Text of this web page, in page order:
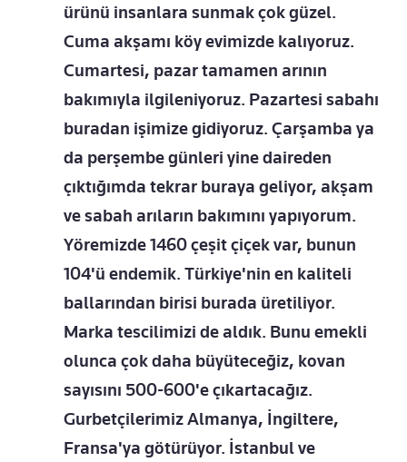
ürünü insanlara sunmak çok güzel.
Cuma akşamı köy evimizde kalıyoruz.
Cumartesi, pazar tamamen arının
bakımıyla ilgileniyoruz. Pazartesi sabahı
buradan işimize gidiyoruz. Çarşamba ya
da perşembe günleri yine daireden
çıktığımda tekrar buraya geliyor, akşam
ve sabah arıların bakımını yapıyorum.
Yöremizde 1460 çeşit çiçek var, bunun
104'ü endemik. Türkiye'nin en kaliteli
ballarından birisi burada üretiliyor.
Marka tescilimizi de aldık. Bunu emekli
olunca çok daha büyüteceğiz, kovan
sayısını 500-600'e çıkartacağız.
Gurbetçilerimiz Almanya, İngiltere,
Fransa'ya götürüyor. İstanbul ve